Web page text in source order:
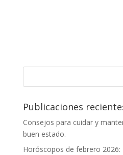
Publicaciones
Consejos para cuidar y
buen estado.
Horóscopos de febrero